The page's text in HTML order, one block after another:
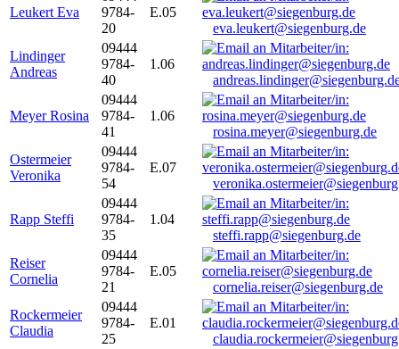
Leukert Eva
9784-
20
E.05
eva.leukert@siegenburg.de
Lindinger
Andreas
09444
9784-
40
1.06
Meyer Rosina
09444
9784-
41
1.06
rosina.meyer@siegenburg.de
Ostermeier
Veronika
09444
9784-
54
E.07
Rapp Steffi
09444
9784-
35
1.04
steffi.rapp@siegenburg.de
Reiser
Cornelia
09444
9784-
21
E.05
cornelia.reiser@siegenburg.de
Rockermeier
Claudia
09444
9784-
25
E.01